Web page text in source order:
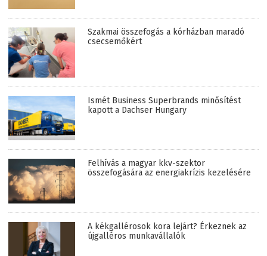
Szakmai összefogás a kórházban maradó
csecsemőkért
Ismét Business Superbrands minősítést
kapott a Dachser Hungary
Felhívás a magyar kkv-szektor
összefogására az energiakrízis kezelésére
A kékgallérosok kora lejárt? Érkeznek az
újgalléros munkavállalók